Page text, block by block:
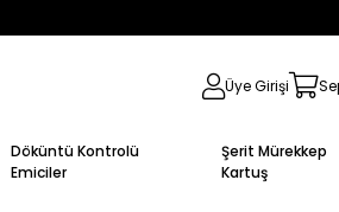
Üye Girişi
Döküntü Kontrolü
Emiciler
Şerit Mürekkep
Kartuş